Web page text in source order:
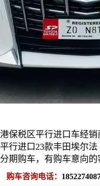
保税区平行进口车经
行进口23款丰田埃尔
期购车，有购车意向的
购车咨询电话：